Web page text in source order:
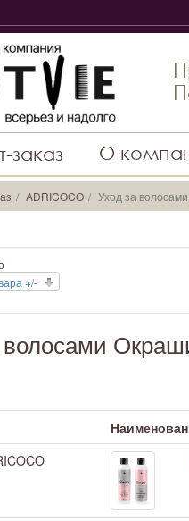
заказ О
ADRICOCO Уход за
+/-
волосами